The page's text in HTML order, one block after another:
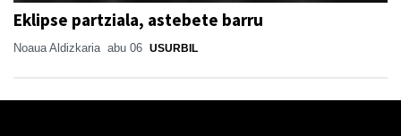
Eklipse partziala, astebete barru
Noaua Aldizkaria abu 06 USURBIL